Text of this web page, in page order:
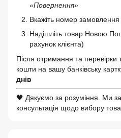
«Повернення»
Вкажіть номер
Надішліть товар Новою
рахунок клієнта)
Після отримання та
кошти на вашу банківську
днів
🖤 Дякуємо за розуміння. Ми
консультація щодо вибору